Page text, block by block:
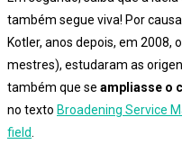
também segue viva! Por
Kotler, anos depois, em 2008,
mestres), estudaram as
também que se ampliasse o
no texto Broadening Service
field